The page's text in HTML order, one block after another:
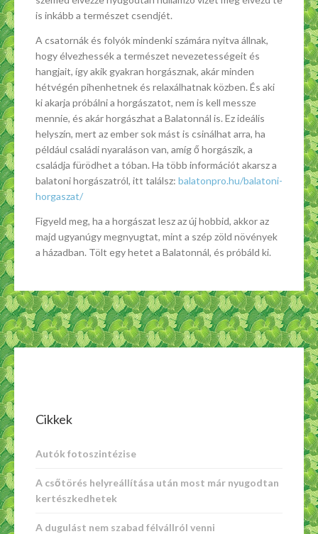
is inkább a természet csendjét.
A csatornák és folyók mindenki számára nyitva állnak,
hogy élvezhessék a természet nevezetességeit és
hangjait, így akik gyakran horgásznak, akár minden
hétvégén pihenhetnek és relaxálhatnak közben. És aki
ki akarja próbálni a horgászatot, nem is kell messze
mennie, és akár horgászhat a Balatonnál is. Ez ideális
helyszín, mert az ember sok mást is csinálhat arra, ha
például családi nyaraláson van, amíg ő horgászik, a
családja fürödhet a tóban. Ha több információt akarsz a
balatoni horgászatról, itt találsz: balatonpro.hu/balatoni-
horgaszat/
Figyeld meg, ha a horgászat lesz az új hobbid, akkor az
majd ugyanúgy megnyugtat, mint a szép zöld növények
a házadban. Tölt egy hetet a Balatonnál, és próbáld ki.
Cikkek
Autók fotoszintézise
A csőtörés helyreállítása után most már nyugodtan
kertészkedhetek
A dugulást nem szabad félvállról venni